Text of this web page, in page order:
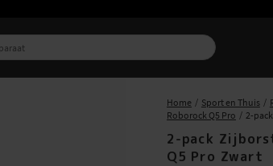
Home Sport en Thuis
Roborock Q5 Pro
2-
2-pack
Q5 Pro Zwart